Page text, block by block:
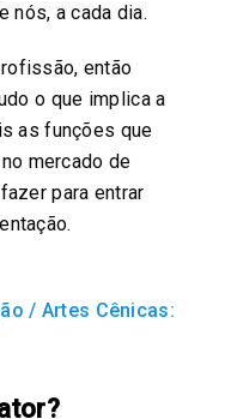
nós, a cada dia.
então
o que implica a
as funções que
mercado de
para entrar
/ Artes Cênicas: